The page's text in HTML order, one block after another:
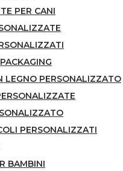
PER CANI
LEGNO PERSONALIZZATO
PERSONALIZZATI
BAMBINI